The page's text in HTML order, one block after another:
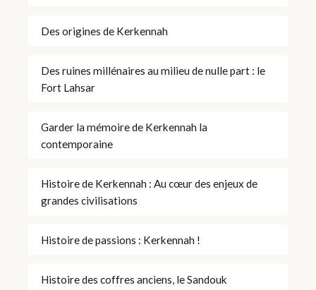
Des origines de Kerkennah
Des ruines millénaires au milieu de nulle part : le
Fort Lahsar
Garder la mémoire de Kerkennah la
contemporaine
Histoire de Kerkennah : Au cœur des enjeux de
grandes civilisations
Histoire de passions : Kerkennah !
Histoire des coffres anciens, le Sandouk